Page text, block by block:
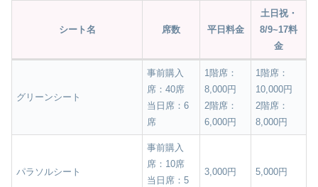
シート名 席数 平日料金
土日祝・
8/9~17料
金
グリーンシート
事前購入
席：40席
当日席：6
席
1階席：
8,000円
2階席：
6,000円
1階席：
10,000円
2階席：
8,000円
パラソルシート
事前購入
席：10席
当日席：5
3,000円 5,000円